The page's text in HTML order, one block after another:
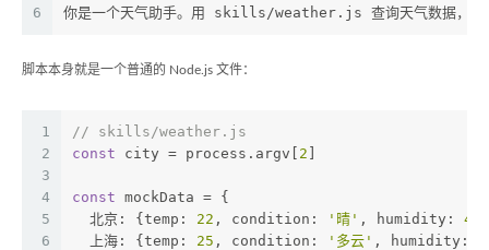
6
你是一个天气助手。用 skills/weather.js 查询天气数据，根据
脚本本身就是一个普通的 Node.js 文件：
1
2
3
4
5
6
// skills/weather.js
const city = process.argv[ 2
const mockData = {
  北京: {
temp : 22 , condition : '晴' , humidity : 45
  上海: {
temp : 25 , condition : '多云' , humidity :